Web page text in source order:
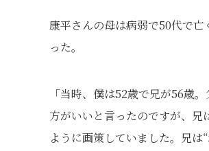
康平さんの母は病弱で50代で
った。
「当時、僕は52歳で兄が56歳
方がいいと言ったのですが、兄
ように画策していました。兄